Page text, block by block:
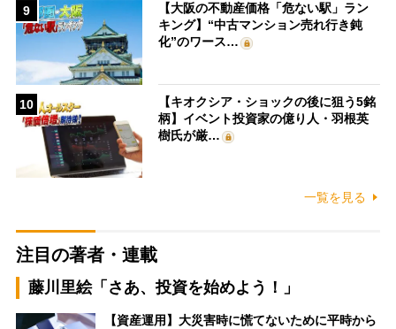
9
【大阪の不動産価格「危ない駅」ラン
キング】“中古マンション売れ行き鈍
化”のワース…
10
【キオクシア・ショックの後に狙う5銘
柄】イベント投資家の億り人・羽根英
樹氏が厳…
一覧を見る
注目の著者・連載
藤川里絵「さあ、投資を始めよう！」
【資産運用】大災害時に慌てないために平時から